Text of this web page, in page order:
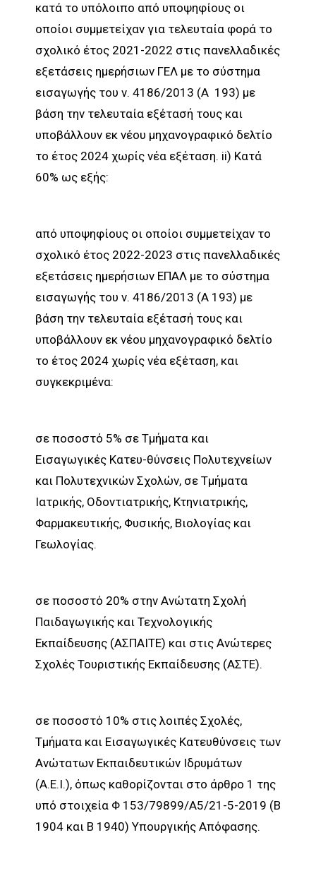
κατά το υπόλοιπο από υποψηφίους οι
οποίοι συμμετείχαν για τελευταία φορά το
σχολικό έτος 2021-2022 στις πανελλαδικές
εξετάσεις ημερήσιων ΓΕΛ με το σύστημα
εισαγωγής του ν. 4186/2013 (Α 193) με
βάση την τελευταία εξέτασή τους και
υποβάλλουν εκ νέου μηχανογραφικό δελτίο
το έτος 2024 χωρίς νέα εξέταση. ii) Κατά
60% ως εξής:
από υποψηφίους οι οποίοι συμμετείχαν το
σχολικό έτος 2022-2023 στις πανελλαδικές
εξετάσεις ημερήσιων ΕΠΑΛ με το σύστημα
εισαγωγής του ν. 4186/2013 (Α 193) με
βάση την τελευταία εξέτασή τους και
υποβάλλουν εκ νέου μηχανογραφικό δελτίο
το έτος 2024 χωρίς νέα εξέταση, και
συγκεκριμένα:
σε ποσοστό 5% σε Τμήματα και
Εισαγωγικές Κατευ-θύνσεις Πολυτεχνείων
και Πολυτεχνικών Σχολών, σε Τμήματα
Ιατρικής, Οδοντιατρικής, Κτηνιατρικής,
Φαρμακευτικής, Φυσικής, Βιολογίας και
Γεωλογίας.
σε ποσοστό 20% στην Ανώτατη Σχολή
Παιδαγωγικής και Τεχνολογικής
Εκπαίδευσης (ΑΣΠΑΙΤΕ) και στις Ανώτερες
Σχολές Τουριστικής Εκπαίδευσης (ΑΣΤΕ).
σε ποσοστό 10% στις λοιπές Σχολές,
Τμήματα και Εισαγωγικές Κατευθύνσεις των
Ανώτατων Εκπαιδευτικών Ιδρυμάτων
(Α.Ε.Ι.), όπως καθορίζονται στο άρθρο 1 της
υπό στοιχεία Φ 153/79899/Α5/21-5-2019 (Β
1904 και Β 1940) Υπουργικής Απόφασης.